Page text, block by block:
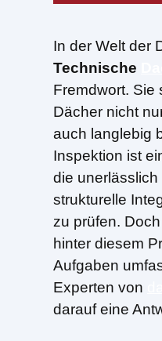
In der Welt der
Technische
Fremdwort. Sie
Dächer nicht
auch langlebig
Inspektion ist
die unerlässlich
strukturelle
zu prüfen.
hinter diesem
Aufgaben
Experten von
darauf eine